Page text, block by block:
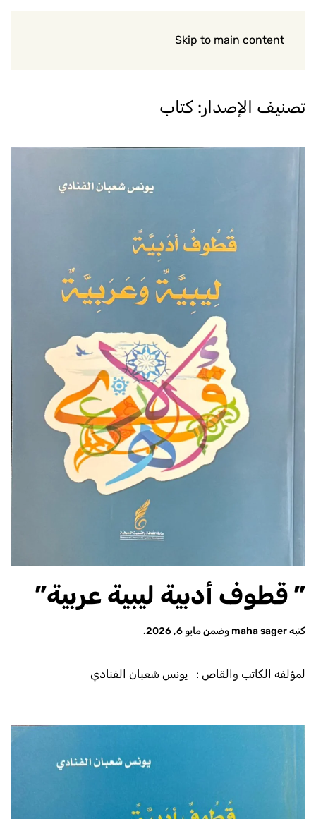
Skip to main content
تصنيف الإصدار: كتاب
” قطوف أدبية ليبية عربية”
كتبهmaha sager وضمنمايو 6, 2026 .
لمؤلفه الكاتب والقاص : يونس شعبان الفنادي